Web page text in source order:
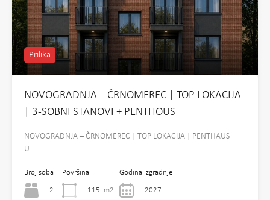
Prilika
NOVOGRADNJA – ČRNOMEREC | TOP LOKACIJA
| 3-SOBNI STANOVI + PENTHOUS
NOVOGRADNJA – ČRNOMEREC | TOP LOKACIJA | PENTHAUS
U…
Broj soba
2
Površina
115 m2
Godina izgradnje
2027